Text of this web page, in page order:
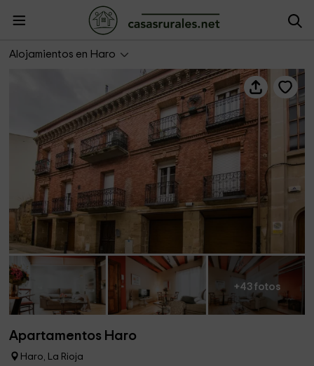
Alojamientos en Haro
Apartamentos Haro
+43 fotos
Apartamentos Haro
Haro, La Rioja